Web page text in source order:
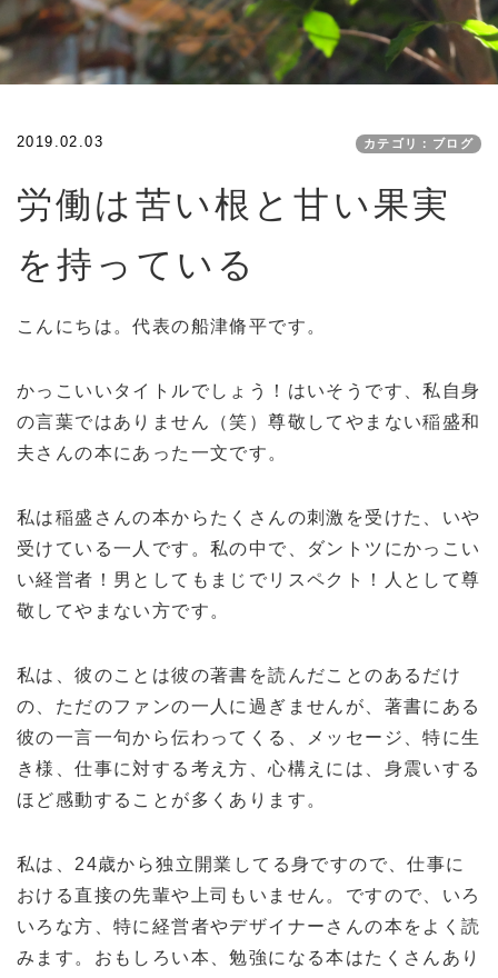
2019.02.03 カテゴリ：ブログ
労働は苦い根と甘い果実
を持っている
こんにちは。代表の船津脩平です。
かっこいいタイトルでしょう！はいそうです、私自身
の言葉ではありません（笑）尊敬してやまない稲盛和
夫さんの本にあった一文です。
私は稲盛さんの本からたくさんの刺激を受けた、いや
受けている一人です。私の中で、ダントツにかっこい
い経営者！男としてもまじでリスペクト！人として尊
敬してやまない方です。
私は、彼のことは彼の著書を読んだことのあるだけ
の、ただのファンの一人に過ぎませんが、著書にある
彼の一言一句から伝わってくる、メッセージ、特に生
き様、仕事に対する考え方、心構えには、身震いする
ほど感動することが多くあります。
私は、24歳から独立開業してる身ですので、仕事に
おける直接の先輩や上司もいません。ですので、いろ
いろな方、特に経営者やデザイナーさんの本をよく読
みます。おもしろい本、勉強になる本はたくさんあり